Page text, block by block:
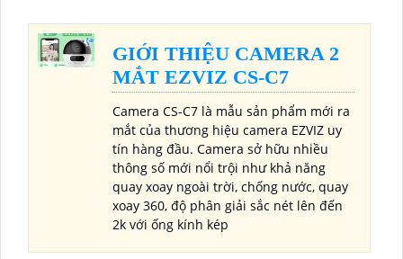
GIỚI THIỆU CAMERA 2
MẮT EZVIZ CS-C7
Camera CS-C7 là mẫu sản phẩm mới ra
mắt của thương hiệu camera EZVIZ uy
tín hàng đầu. Camera sở hữu nhiều
thông số mới nổi trội như khả năng
quay xoay ngoài trời, chống nước, quay
xoay 360, độ phân giải sắc nét lên đến
2k với ống kính kép